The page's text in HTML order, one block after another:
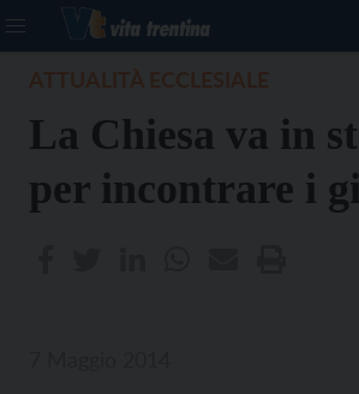
La Chiesa va in
per incontrare i